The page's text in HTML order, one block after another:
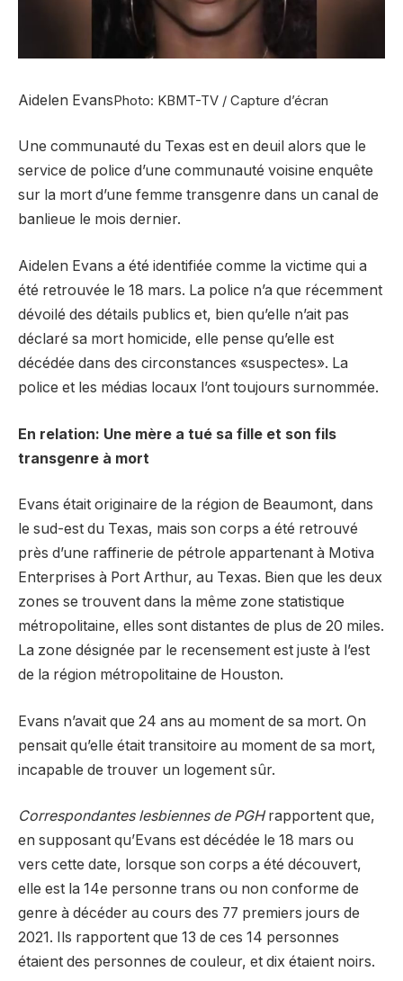
Aidelen EvansPhoto: KBMT-TV / Capture d’écran
Une communauté du Texas est en deuil alors que le
service de police d’une communauté voisine enquête
sur la mort d’une femme transgenre dans un canal de
banlieue le mois dernier.
Aidelen Evans a été identifiée comme la victime qui a
été retrouvée le 18 mars. La police n’a que récemment
dévoilé des détails publics et, bien qu’elle n’ait pas
déclaré sa mort homicide, elle pense qu’elle est
décédée dans des circonstances «suspectes». La
police et les médias locaux l’ont toujours surnommée.
En relation: Une mère a tué sa fille et son fils
transgenre à mort
Evans était originaire de la région de Beaumont, dans
le sud-est du Texas, mais son corps a été retrouvé
près d’une raffinerie de pétrole appartenant à Motiva
Enterprises à Port Arthur, au Texas. Bien que les deux
zones se trouvent dans la même zone statistique
métropolitaine, elles sont distantes de plus de 20 miles.
La zone désignée par le recensement est juste à l’est
de la région métropolitaine de Houston.
Evans n’avait que 24 ans au moment de sa mort. On
pensait qu’elle était transitoire au moment de sa mort,
incapable de trouver un logement sûr.
Correspondantes lesbiennes de PGHrapportent que,
en supposant qu’Evans est décédée le 18 mars ou
vers cette date, lorsque son corps a été découvert,
elle est la 14e personne trans ou non conforme de
genre à décéder au cours des 77 premiers jours de
2021. Ils rapportent que 13 de ces 14 personnes
étaient des personnes de couleur, et dix étaient noirs.